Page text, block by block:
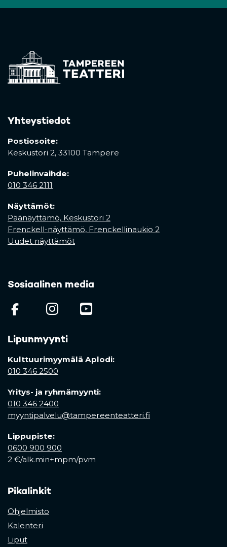
Yhteystiedot
Postiosoite:
Keskustori 2, 33100 Tampere
Puhelinvaihde:
010 346 2111
Näyttämöt:
Päänäyttämö, Keskustori 2
Frenckell-näyttämö, Frenckellinaukio 2
Uudet näyttämöt
Sosiaalinen media
(opens in a new tab)
(opens in a new tab)
Lipunmyynti
Kulttuurimyymälä Aplodi:
010 346 2500
Yritys- ja ryhmämyynti:
010 346 2400
myyntipalvelu@tampereenteatteri.fi
Lippupiste:
0600 900 900
2 €/alk.min+mpm/pvm
Pikalinkit
Ohjelmisto
Kalenteri
Liput